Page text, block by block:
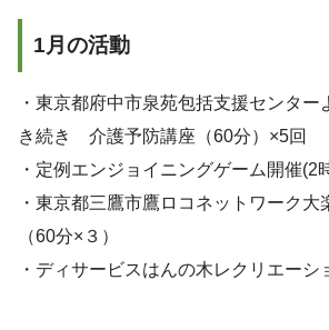
1月の活動
・東京都府中市泉苑包括支援センター
き続き 介護予防講座（60分）×5回
・定例エンジョイニングゲーム開催(2
・東京都三鷹市鷹ロコネットワーク大
（60分×３）
・ディサービスはんの木レクリエーシ